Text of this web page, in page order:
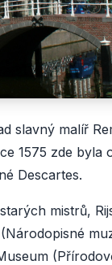
slavný malíř
1575 zde byla
Descartes.
mistrů,